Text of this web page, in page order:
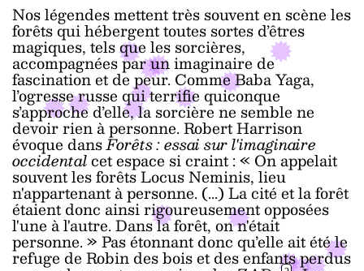
Nos légendes mettent très souvent en scène les
forêts qui hébergent toutes sortes d’êtres
magiques, tels que les sorcières,
accompagnées par un imaginaire de
fascination et de peur. Comme Baba Yaga,
l’ogresse russe qui terrifie quiconque
s’approche d’elle, la sorcière ne semble ne
devoir rien à personne. Robert Harrison
évoque dansForêts : essai sur l'imaginaire
occidentalcet espace si craint : « On appelait
souvent les forêts Locus Neminis, lieu
n'appartenant à personne. (...) La cité et la forêt
étaient donc ainsi rigoureusement opposées
l'une à l'autre. Dans la forêt, on n'était
personne. » Pas étonnant donc qu’elle ait été le
refuge de Robin des bois et des enfants perdus